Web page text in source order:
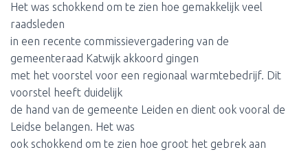
Het was schokkend om te zien hoe gemakkelijk veel
raadsleden
in een recente commissievergadering van de
gemeenteraad Katwijk akkoord gingen
met het voorstel voor een regionaal warmtebedrijf. Dit
voorstel heeft duidelijk
de hand van de gemeente Leiden en dient ook vooral de
Leidse belangen. Het was
ook schokkend om te zien hoe groot het gebrek aan